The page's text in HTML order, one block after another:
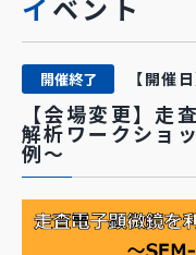
イベント
開催終了 【開催日
【会場変更】走
解析ワークショ
例～